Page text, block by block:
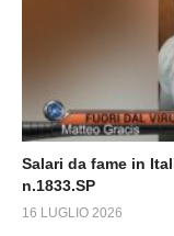
Salari da fame in
n.1833.SP
16 LUGLIO 2026